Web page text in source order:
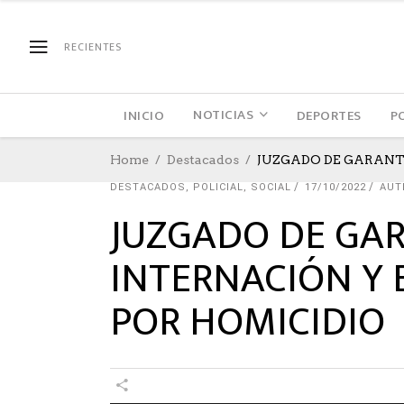
RECIENTES
INICIO NOTICIAS DEPORTES
Home Destacados JUZGADO DE
DESTACADOS , POLICIAL, SOCIAL 17/10/2022
JUZGADO DE
INTERNACIÓN Y
POR HOMICIDIO